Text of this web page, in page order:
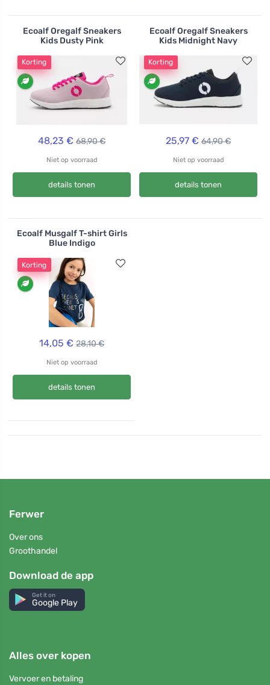
Ecoalf Oregalf Sneakers
Kids Dusty Pink
Korting
48,23 € 68,90 €
Niet op voorraad
details tonen
Ecoalf Oregalf Sneakers
Kids Midnight Navy
Korting
25,97 € 64,90 €
Niet op voorraad
details tonen
Ecoalf Musgalf T-shirt Girls
Blue Indigo
Korting
14,05 € 28,10 €
Niet op voorraad
details tonen
Ferwer
Over ons
Groothandel
Download de app
Get it on
Google Play
Alles over kopen
Vervoer en betaling